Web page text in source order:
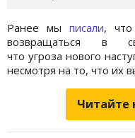
Ранее мы писали,
возвращаться в
что угроза нового
несмотря на то, что их
Читайте